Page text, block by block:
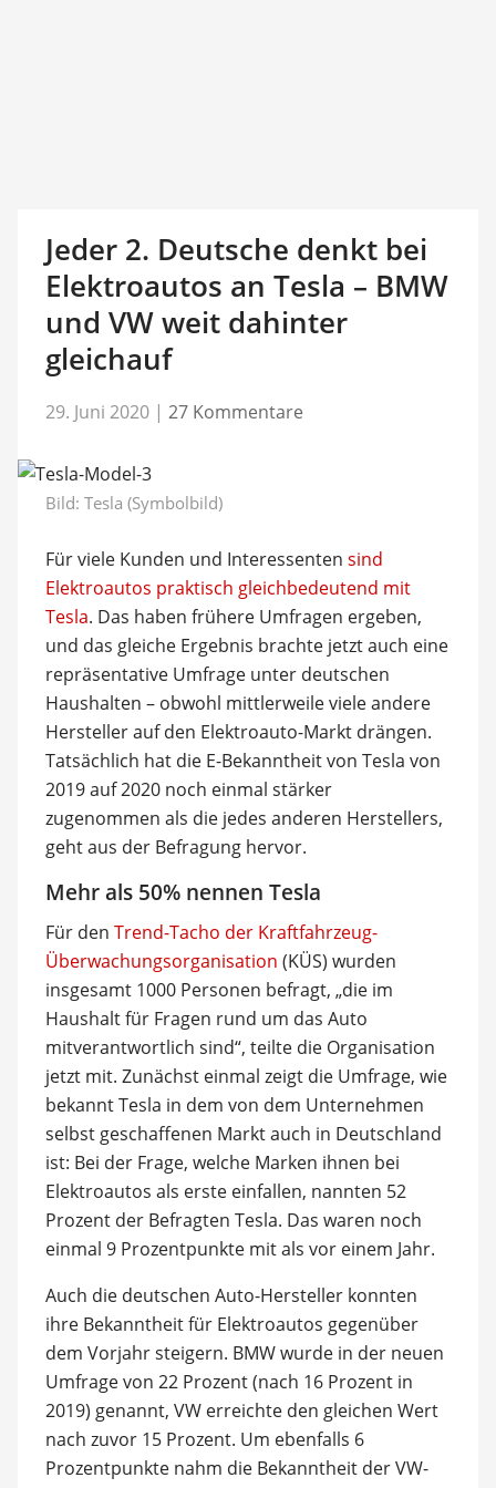
Jeder 2. Deutsche denkt bei
Elektroautos an Tesla – BMW
und VW weit dahinter
gleichauf
29. Juni 2020 | 27 Kommentare
Bild: Tesla (Symbolbild)
Für viele Kunden und Interessenten sind
Elektroautos praktisch gleichbedeutend mit
Tesla. Das haben frühere Umfragen ergeben,
und das gleiche Ergebnis brachte jetzt auch eine
repräsentative Umfrage unter deutschen
Haushalten – obwohl mittlerweile viele andere
Hersteller auf den Elektroauto-Markt drängen.
Tatsächlich hat die E-Bekanntheit von Tesla von
2019 auf 2020 noch einmal stärker
zugenommen als die jedes anderen Herstellers,
geht aus der Befragung hervor.
Mehr als 50% nennen Tesla
Für den Trend-Tacho der Kraftfahrzeug-
Überwachungsorganisation (KÜS) wurden
insgesamt 1000 Personen befragt, „die im
Haushalt für Fragen rund um das Auto
mitverantwortlich sind“, teilte die Organisation
jetzt mit. Zunächst einmal zeigt die Umfrage, wie
bekannt Tesla in dem von dem Unternehmen
selbst geschaffenen Markt auch in Deutschland
ist: Bei der Frage, welche Marken ihnen bei
Elektroautos als erste einfallen, nannten 52
Prozent der Befragten Tesla. Das waren noch
einmal 9 Prozentpunkte mit als vor einem Jahr.
Auch die deutschen Auto-Hersteller konnten
ihre Bekanntheit für Elektroautos gegenüber
dem Vorjahr steigern. BMW wurde in der neuen
Umfrage von 22 Prozent (nach 16 Prozent in
2019) genannt, VW erreichte den gleichen Wert
nach zuvor 15 Prozent. Um ebenfalls 6
Prozentpunkte nahm die Bekanntheit der VW-